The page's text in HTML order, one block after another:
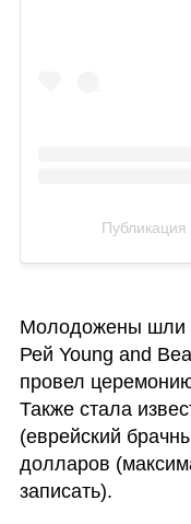
Молодожены шли
Рей Young and
провел
Также стала
(еврейский
долларов
записать).